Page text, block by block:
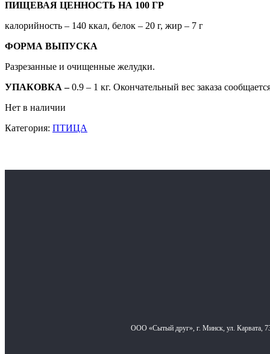
ПИЩЕВАЯ ЦЕННОСТЬ НА 100 ГР
калорийность – 140 ккал, белок – 20 г, жир – 7 г
ФОРМА ВЫПУСКА
Разрезанные и очищенные желудки.
УПАКОВКА –0.9 – 1 кг. Окончательный вес заказа
Нет в наличии
Категория: ПТИЦА
ООО «Сытый друг», г. Минск, ул. Карвата,